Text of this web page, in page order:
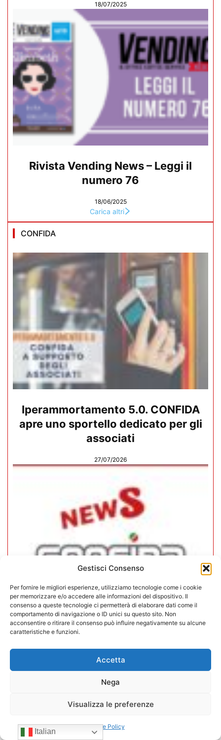
Gestisci Consenso
Per fornire le migliori esperienze, utilizziamo tecnologie come i cookie
per memorizzare e/o accedere alle informazioni del dispositivo. Il
consenso a queste tecnologie ci permetterà di elaborare dati come il
comportamento di navigazione o ID unici su questo sito. Non
acconsentire o ritirare il consenso può influire negativamente su alcune
caratteristiche e funzioni.
Accetta
Nega
Visualizza le preferenze
Cookie Policy
18/07/2025
Rivista Vending News – Leggi il
numero 76
18/06/2025
Carica altri
CONFIDA
Iperammortamento 5.0. CONFIDA
apre uno sportello dedicato per gli
associati
27/07/2026
In CONFIDA l’ingresso di 4 nuovi
22/07/2026
Italian